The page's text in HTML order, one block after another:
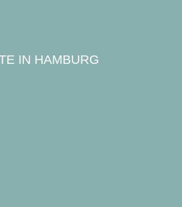
IN HAMBURG